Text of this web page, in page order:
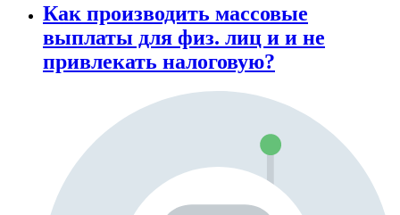
Как производить массовые
выплаты для физ. лиц и и не
привлекать налоговую?